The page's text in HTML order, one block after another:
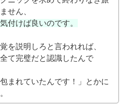
せん、
付けば良いのです。
を説明しろと言われれば、
て完璧だと認識したんで
包まれていたんです！」とかに